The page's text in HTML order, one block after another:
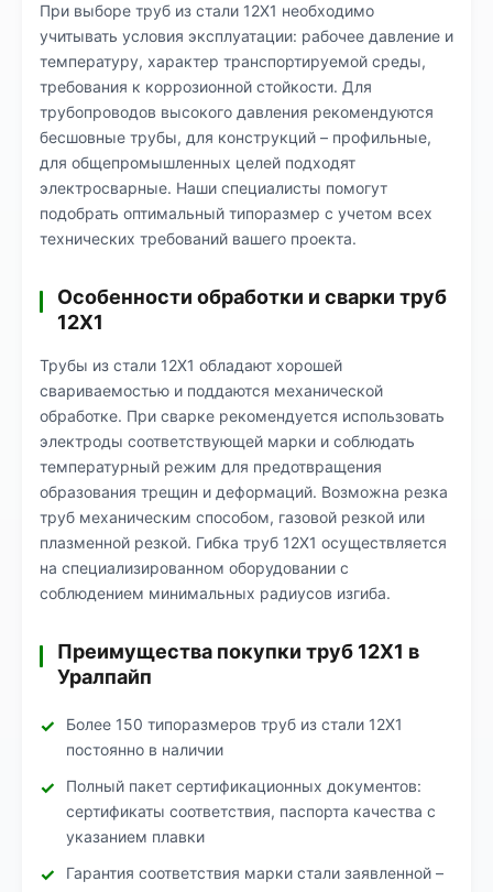
При выборе труб из стали 12Х1 необходимо
учитывать условия эксплуатации: рабочее давление и
температуру, характер транспортируемой среды,
требования к коррозионной стойкости. Для
трубопроводов высокого давления рекомендуются
бесшовные трубы, для конструкций – профильные,
для общепромышленных целей подходят
электросварные. Наши специалисты помогут
подобрать оптимальный типоразмер с учетом всех
технических требований вашего проекта.
Особенности обработки и сварки труб
12Х1
Трубы из стали 12Х1 обладают хорошей
свариваемостью и поддаются механической
обработке. При сварке рекомендуется использовать
электроды соответствующей марки и соблюдать
температурный режим для предотвращения
образования трещин и деформаций. Возможна резка
труб механическим способом, газовой резкой или
плазменной резкой. Гибка труб 12Х1 осуществляется
на специализированном оборудовании с
соблюдением минимальных радиусов изгиба.
Преимущества покупки труб 12Х1 в
Уралпайп
Более 150 типоразмеров труб из стали 12Х1
постоянно в наличии
Полный пакет сертификационных документов:
сертификаты соответствия, паспорта качества с
указанием плавки
Гарантия соответствия марки стали заявленной –